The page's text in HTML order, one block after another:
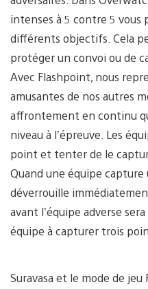
intenses à 5 contre 5 vous
différents objectifs. Cela
protéger un convoi ou de
Avec Flashpoint, nous
amusantes de nos autres
affrontement en continu
niveau à l’épreuve. Les
point et tenter de le
Quand une équipe
déverrouille
avant l’équipe adverse
équipe à capturer trois
Suravasa et le mode de